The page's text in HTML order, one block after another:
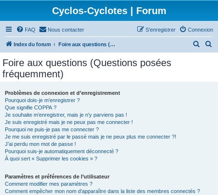
Cyclos-Cyclotes | Forum
FAQ Nous contacter Connexion
S’enregistrer
Index du forum Foire aux questions (Questions posées fréquemment)
Foire aux questions (Questions posées
fréquemment)
Problèmes de connexion et d’enregistrement
Pourquoi dois-je m’enregistrer ?
Que signifie COPPA ?
Je souhaite m’enregistrer, mais je n’y parviens pas !
Je suis enregistré mais je ne peux pas me connecter !
Pourquoi ne puis-je pas me connecter ?
Je me suis enregistré par le passé mais je ne peux plus me connecter ?!
J’ai perdu mon mot de passe !
Pourquoi suis-je automatiquement déconnecté ?
À quoi sert « Supprimer les cookies » ?
Paramètres et préférences de l’utilisateur
Comment modifier mes paramètres ?
Comment empêcher mon nom d’apparaître dans la liste des membres connectés ?